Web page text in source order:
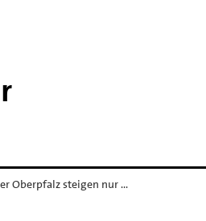
Oberpfalz steigen nur …